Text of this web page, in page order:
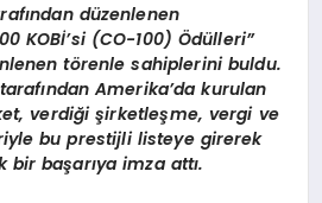
düzenlenen
KOBİ’si (CO-100) Ödülleri”
törenle sahiplerini buldu.
Amerika’da kurulan
verdiği şirketleşme, vergi ve
bu prestijli listeye girerek
başarıya imza attı.